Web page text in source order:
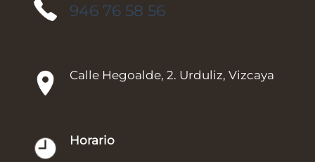
946 76 58 56
Calle Hegoalde, 2. Urduliz, Vizcaya
Horario